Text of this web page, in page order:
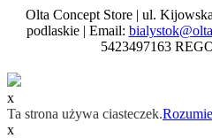
Olta Concept Store | ul.
podlaskie | Email:
5423497163
x
Ta strona używa ciasteczek.
x